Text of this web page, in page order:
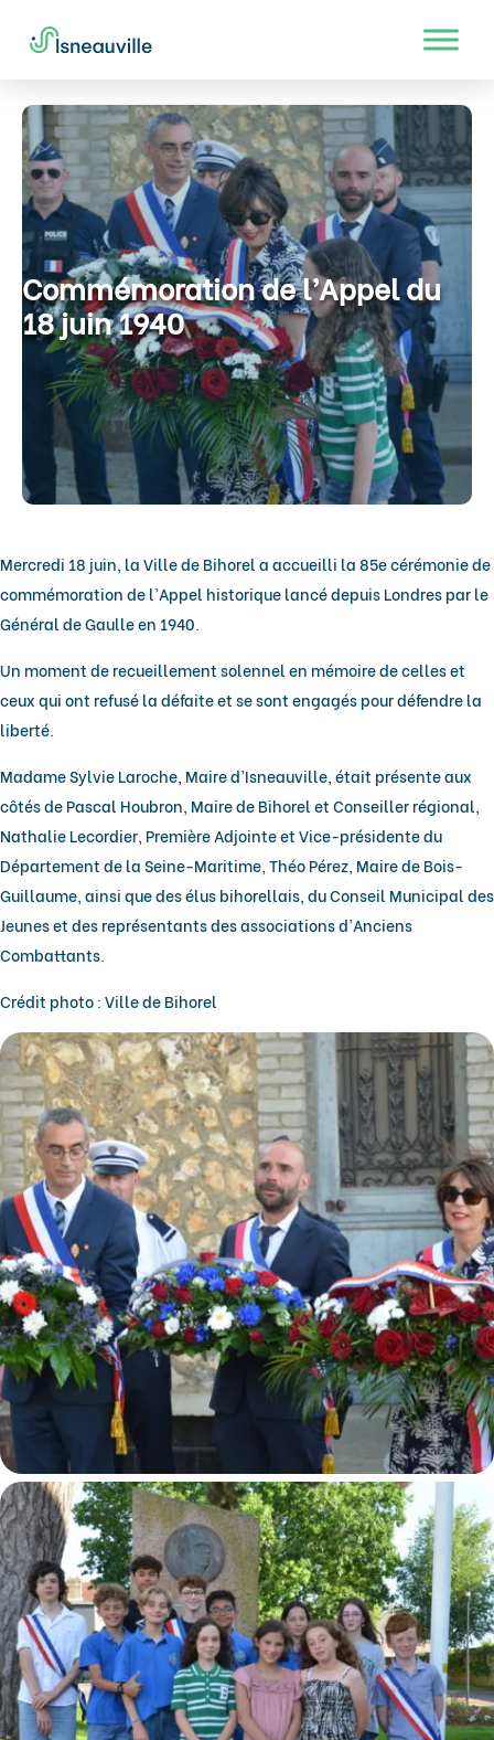
Commémoration de l’Appel du
18 juin 1940
Mercredi 18 juin, la Ville de Bihorel a accueilli la 85e cérémonie de
commémoration de l’Appel historique lancé depuis Londres par le
Général de Gaulle en 1940.
Un moment de recueillement solennel en mémoire de celles et
ceux qui ont refusé la défaite et se sont engagés pour défendre la
liberté.
Madame Sylvie Laroche, Maire d’Isneauville, était présente aux
côtés de Pascal Houbron, Maire de Bihorel et Conseiller régional,
Nathalie Lecordier, Première Adjointe et Vice-présidente du
Département de la Seine-Maritime, Théo Pérez, Maire de Bois-
Guillaume, ainsi que des élus bihorellais, du Conseil Municipal des
Jeunes et des représentants des associations d’Anciens
Combattants.
Crédit photo : Ville de Bihorel